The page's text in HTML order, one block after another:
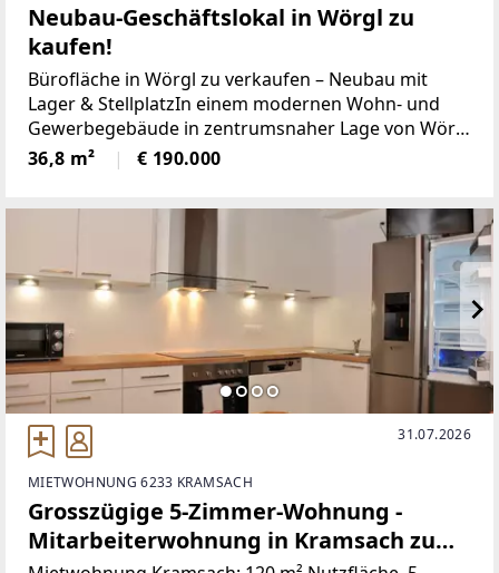
Neubau-Geschäftslokal in Wörgl zu
kaufen!
Bürofläche in Wörgl zu verkaufen – Neubau mit
Lager & StellplatzIn einem modernen Wohn- und
Gewerbegebäude in zentrumsnaher Lage von Wörgl
steht eine attraktive Büroeinheit zum Verkauf. Die
Immobilie überzeugt durch hochwertige Bauweise,
36,8 m² € 190.000
31.07.2026
MIETWOHNUNG 6233 KRAMSACH
Grosszügige 5-Zimmer-Wohnung -
Mitarbeiterwohnung in Kramsach zu